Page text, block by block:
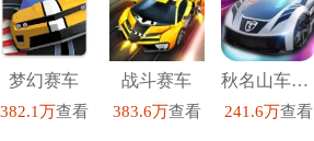
梦幻赛车
382.1万查看
战斗赛车
383.6万查看
秋名山车神红包版
241.6万查看